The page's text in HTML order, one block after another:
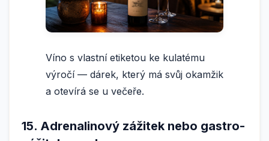
Víno s vlastní etiketou ke kulatému
výročí — dárek, který má svůj okamžik
a otevírá se u večeře.
15. Adrenalinový zážitek nebo gastro-